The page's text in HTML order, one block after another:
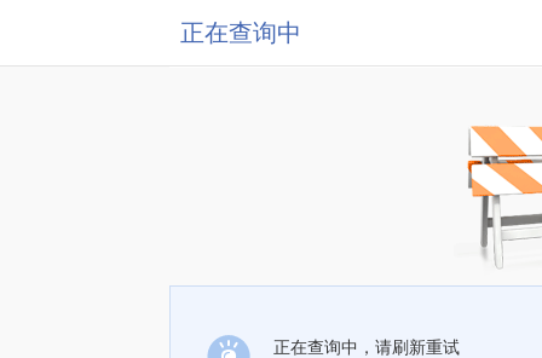
正在查询中
正在查询中，请刷新重试